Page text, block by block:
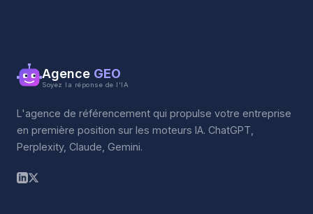
Agence GEO
Soyez la réponse de l'IA
L'agence de référencement qui propulse votre entreprise
en première position sur les moteurs IA. ChatGPT,
Perplexity, Claude, Gemini.